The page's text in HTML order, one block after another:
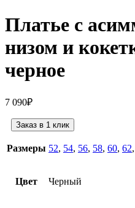
Платье с
низом и
черное
7 090₽
Заказ в 1 клик
Размеры 52, 54, 56, 58, 60, 62,
Цвет Черный